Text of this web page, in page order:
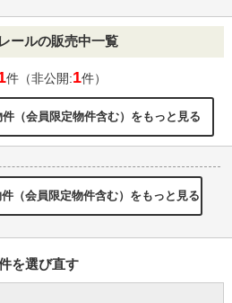
ールの販売中一覧
件（非公開:1件）
（会員限定物件含む）をもっと見る
（会員限定物件含む）をもっと見る
を選び直す